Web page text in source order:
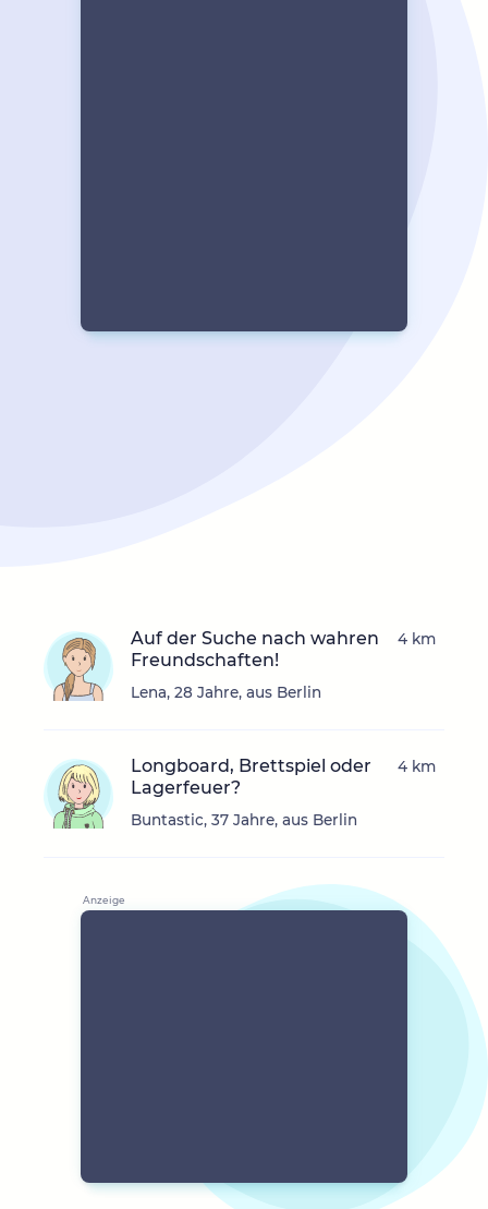
Auf der Suche nach wahren
Freundschaften!
Lena, 28 Jahre, aus Berlin
4 km
Longboard, Brettspiel oder
Lagerfeuer?
Buntastic, 37 Jahre, aus Berlin
4 km